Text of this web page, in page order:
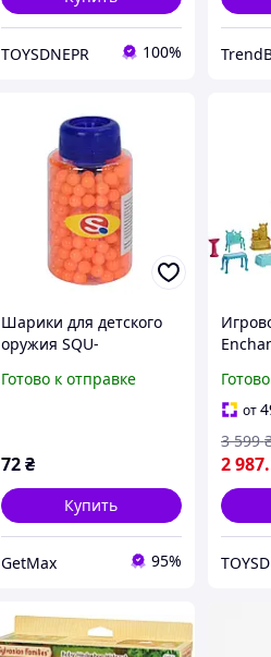
TOYSDNEPR 100%
Шарики для детского
оружия SQU-
пластиковые, 6 мм, 320
Готово к отправке
72₴
Купить
GetMax 95%
Замок
баллов
от
2 987
3 599